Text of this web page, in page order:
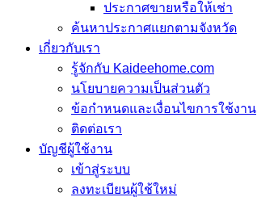
ประกาศขายหรือให้เช่า
ค้นหาประกาศแยกตามจังหวัด
เกี่ยวกับเรา
รู้จักกับ Kaideehome.com
นโยบายความเป็นส่วนตัว
ข้อกำหนดและเงื่อนไขการใช้งาน
ติดต่อเรา
บัญชีผู้ใช้งาน
เข้าสู่ระบบ
ลงทะเบียนผู้ใช้ใหม่